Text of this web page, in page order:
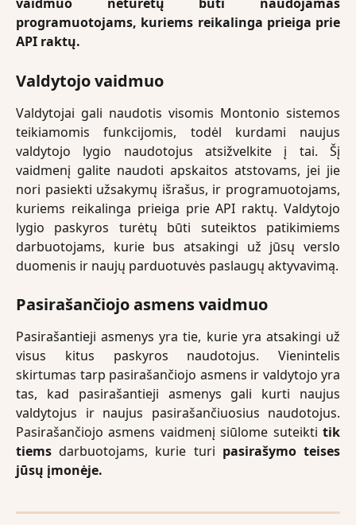
vaidmuo neturėtų būti naudojamas
programuotojams, kuriems reikalinga prieiga prie
API raktų.
Valdytojo vaidmuo
Valdytojai gali naudotis visomis Montonio sistemos
teikiamomis funkcijomis, todėl kurdami naujus
valdytojo lygio naudotojus atsižvelkite į tai. Šį
vaidmenį galite naudoti apskaitos atstovams, jei jie
nori pasiekti užsakymų išrašus, ir programuotojams,
kuriems reikalinga prieiga prie API raktų. Valdytojo
lygio paskyros turėtų būti suteiktos patikimiems
darbuotojams, kurie bus atsakingi už jūsų verslo
duomenis ir naujų parduotuvės paslaugų aktyvavimą.
Pasirašančiojo asmens vaidmuo
Pasirašantieji asmenys yra tie, kurie yra atsakingi už
visus kitus paskyros naudotojus. Vienintelis
skirtumas tarp pasirašančiojo asmens ir valdytojo yra
tas, kad pasirašantieji asmenys gali kurti naujus
valdytojus ir naujus pasirašančiuosius naudotojus.
Pasirašančiojo asmens vaidmenį siūlome suteikti tik
tiems darbuotojams, kurie turi pasirašymo teises
jūsų įmonėje.